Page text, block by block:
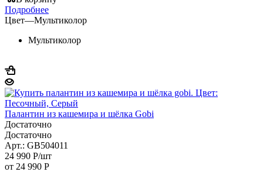
Подробнее
Цвет—Мультиколор
Мультиколор
Палантин из кашемира и шёлка Gobi
Достаточно
Достаточно
Арт.: GB504011
24 990 Р/шт
от 24 990 Р